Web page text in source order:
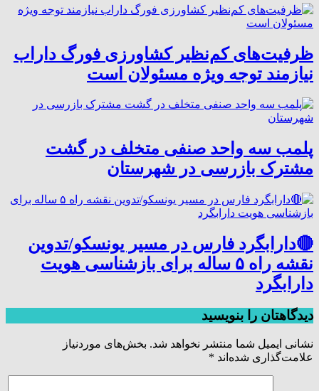
ظرفیت‌های کم‌نظیر کشاورزی فورگ داراب
نیازمند توجه ویژه مسئولان است
پلمب سه واحد صنفی متخلف در گشت
مشترک بازرسی در شهرستان
🔴دارابگرد فارس در مسیر یونسکو/تدوین
نقشه راه ۵ ساله برای بازشناسی هویت
دارابگرد
دیدگاهتان را بنویسید
نشانی ایمیل شما منتشر نخواهد شد. بخش‌های موردنیاز
علامت‌گذاری شده‌اند *